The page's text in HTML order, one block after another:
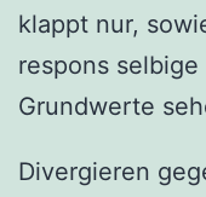
klappt nur,
respons
Grundwerte
Divergieren